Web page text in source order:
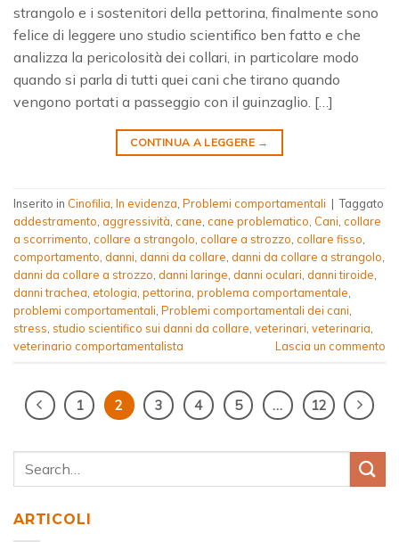
strangolo e i sostenitori della pettorina, finalmente sono
felice di leggere uno studio scientifico ben fatto e che
analizza la pericolosità dei collari, in particolare modo
quando si parla di tutti quei cani che tirano quando
vengono portati a passeggio con il guinzaglio. […]
CONTINUA A LEGGERE →
Inserito in Cinofilia In evidenza Problemi comportamentali | Taggato
addestramento aggressività cane cane problematico Cani collare
a scorrimento collare a strangolo collare a strozzo collare fisso
comportamento danni danni da collare danni da collare a strangolo
danni da collare a strozzo danni laringe danni oculari danni tiroide
danni trachea etologia pettorina problema comportamentale
problemi comportamentali Problemi comportamentali dei cani
stress studio scientifico sui danni da collare veterinari veterinaria
veterinario comportamentalista
Lascia un commento
1 2 3 4 5 … 12
ARTICOLI